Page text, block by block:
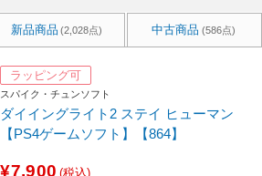
新品商品 (2,028点) 中古商品 (586点)
ラッピング可
スパイク・チュンソフト
ダイイングライト2 ステイ ヒューマン
【PS4ゲームソフト】【864】
¥7,900 (税込)